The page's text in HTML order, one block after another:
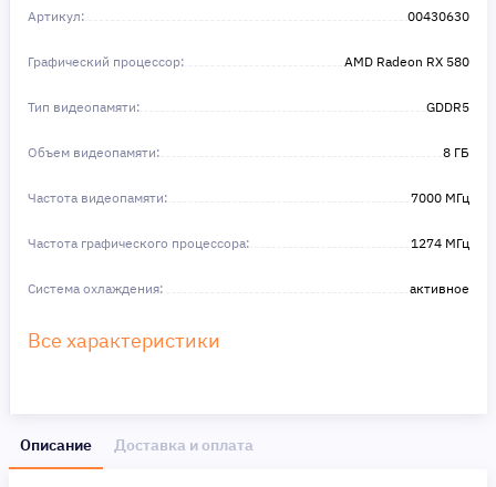
Артикул: 00430630
Графический процессор: AMD Radeon RX 580
Тип видеопамяти: GDDR5
Объем видеопамяти: 8 ГБ
Частота видеопамяти: 7000 МГц
Частота графического процессора: 1274 МГц
Система охлаждения: активное
Все характеристики
Описание Доставка и оплата